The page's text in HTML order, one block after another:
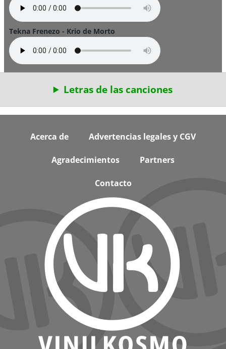
Tekna Frenezo - Krio de Morto
Letras de las canciones
FooterAcerca de Advertencias legales y CGV
Agradecimientos Partners
Contacto